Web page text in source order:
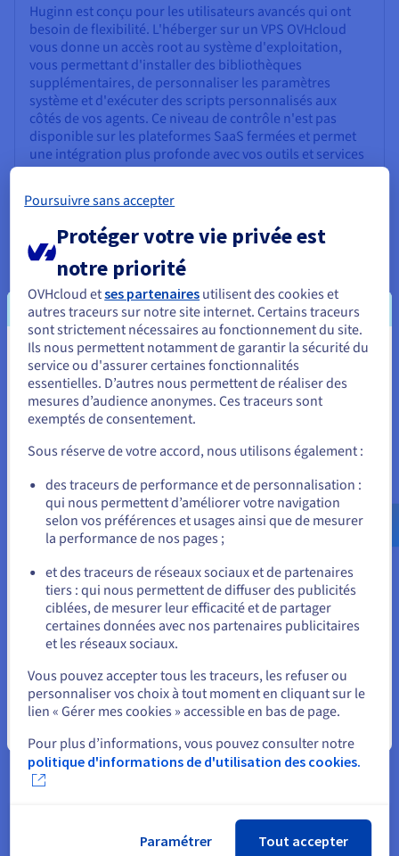
Huginn est conçu pour les utilisateurs avancés qui ont
besoin de flexibilité. L'héberger sur un VPS OVHcloud
vous donne un accès root au système d'exploitation,
vous permettant d'installer des bibliothèques
supplémentaires, de personnaliser les paramètres
système et d'exécuter des scripts personnalisés aux
côtés de vos agents. Ce niveau de contrôle n'est pas
disponible sur les plateformes SaaS fermées et permet
une intégration plus profonde avec vos outils et services
existants.
Pourquoi choisir OVHcloud pour
Huginn ?
Garantie de disponibilité élevée
Les flux de travail d'automatisation dépendent de la
disponibilité. Les solutions VPS d'OVHcloud sont soutenues
par un accord de niveau de service (SLA) de 99,9 %,
matériel. Cette stabilité est essentielle pour les agents Huginn
qui doivent surveiller les sources de données et déclencher
des actions en continu. La protection anti-DDoS intégrée
sécurise encore plus votre infrastructure d'automatisation.
Déploiement Docker facile
La manière la plus fiable d'utiliser et de déployer Huginn est
d'utiliser son image Docker open-source officielle, et c'est
simple avec OVHcloud. Choisissez une distribution avec
Docker préinstallé directement lors de la fourniture du VPS,
éliminant les complexités de l'installation manuelle dans le
gérés. Tirez rapidement l'image Huginn dont vous avez besoin
et lancez vos conteneurs avec un simple service Docker.
Performance rentable
OVHcloud bénéficie d'une intégration verticale complète, de
la fabrication des serveurs à la gestion du réseau mondial.
notre écosystème VPS open-source, y comprisVPS n8net les
solutions VPS Debian.
Vous semblez être localisé en États-
Unis.
Pour commander, rendez-vous sur le site de votre pays (États-
Allez sur le site États-Unis
us.ovhcloud.com/
Anglais USD - $
ou
Rester sur le site actuel
Sélectionner un autre site web
Poursuivre sans accepter
Protéger votre vie privée est
notre priorité
OVHcloud etses partenaires utilisent des cookies et
autres traceurs sur notre site internet. Certains traceurs
sont strictement nécessaires au fonctionnement du site.
Ils nous permettent notamment de garantir la sécurité du
service ou d'assurer certaines fonctionnalités
essentielles. D’autres nous permettent de réaliser des
mesures d’audience anonymes. Ces traceurs sont
exemptés de consentement.
Sous réserve de votre accord, nous utilisons également :
des traceurs de performance et de personnalisation :
qui nous permettent d’améliorer votre navigation
selon vos préférences et usages ainsi que de mesurer
la performance de nos pages ;
et des traceurs de réseaux sociaux et de partenaires
tiers : qui nous permettent de diffuser des publicités
ciblées, de mesurer leur efficacité et de partager
certaines données avec nos partenaires publicitaires
et les réseaux sociaux.
Vous pouvez accepter tous les traceurs, les refuser ou
personnaliser vos choix à tout moment en cliquant sur le
lien « Gérer mes cookies » accessible en bas de page.
Pour plus d’informations, vous pouvez consulter notre
politique d'informations de d'utilisation des cookies.
Paramétrer Tout accepter